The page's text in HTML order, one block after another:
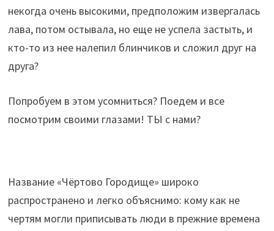
некогда очень высокими, предположим извергалась
лава, потом остывала, но еще не успела застыть, и
кто-то из нее налепил блинчиков и сложил друг на
друга?
Попробуем в этом усомниться? Поедем и все
посмотрим своими глазами! ТЫ с нами?
Название «Чёртово Городище» широко
распространено и легко объяснимо: кому как не
чертям могли приписывать люди в прежние времена